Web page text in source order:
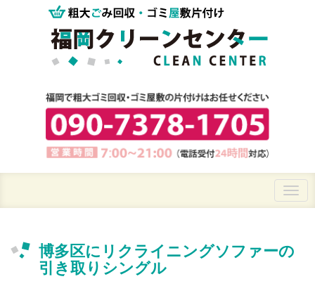
博多区にリクライニングソファーの
引き取りシングル